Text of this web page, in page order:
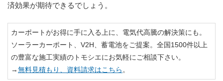
済効果が期待できるでしょう。
カーポートがお得に手に入る上に、電気代高騰の解決策にも。
ソーラーカーポート、V2H、蓄電池をご提案。全国1500件以上
の豊富な施工実績のトモシエにお気軽にご相談下さい。
→無料見積もり、資料請求はこちら。